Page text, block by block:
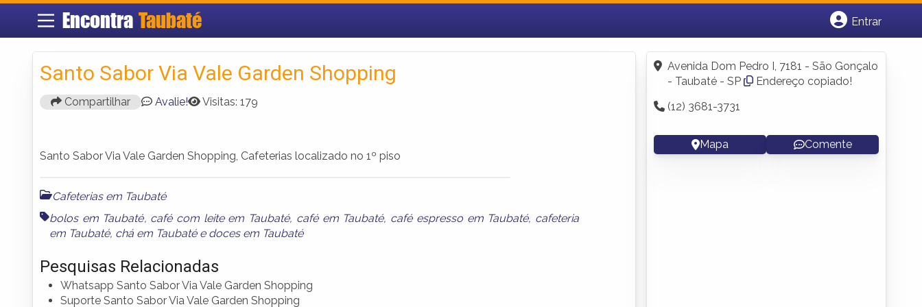
Encontra Taubaté
Entrar
Fazer login
Criar conta
Santo Sabor Via Vale Garden Shopping
Compartilhar Avalie! Visitas: 179
Santo Sabor Via Vale Garden Shopping, Cafeterias localizado no 1º piso
Cafeterias em Taubaté
bolos em Taubaté, café com leite em Taubaté, café em Taubaté, café espresso em Taubaté, cafeteria
em Taubaté, chá em Taubatée doces em Taubaté
Pesquisas Relacionadas
Whatsapp Santo Sabor Via Vale Garden Shopping
Suporte Santo Sabor Via Vale Garden Shopping
Avenida Dom Pedro I, 7181 - São Gonçalo
- Taubaté - SP
Endereço copiado!
(12) 3681-3731
Mapa Comente